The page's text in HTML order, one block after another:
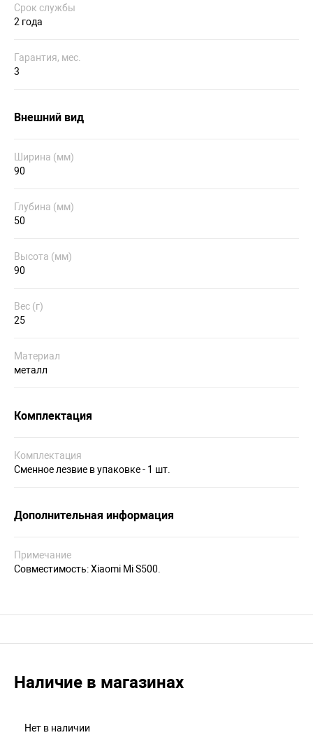
Срок службы
2 года
Гарантия, мес.
3
Внешний вид
Ширина (мм)
90
Глубина (мм)
50
Высота (мм)
90
Вес (г)
25
Материал
металл
Комплектация
Комплектация
Сменное лезвие в упаковке - 1 шт.
Дополнительная информация
Примечание
Совместимость: Xiaomi Mi S500.
Наличие в магазинах
Нет в наличии